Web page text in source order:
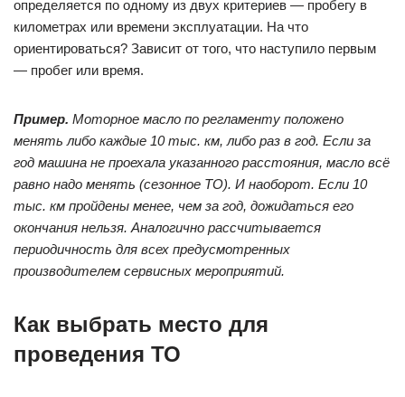
определяется по одному из двух критериев — пробегу в
километрах или времени эксплуатации. На что
ориентироваться? Зависит от того, что наступило первым
— пробег или время.
Пример. Моторное масло по регламенту положено
менять либо каждые 10 тыс. км, либо раз в год. Если за
год машина не проехала указанного расстояния, масло всё
равно надо менять (сезонное ТО). И наоборот. Если 10
тыс. км пройдены менее, чем за год, дожидаться его
окончания нельзя. Аналогично рассчитывается
периодичность для всех предусмотренных
производителем сервисных мероприятий.
Как выбрать место для
проведения ТО